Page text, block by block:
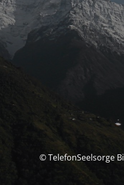
© TelefonSeelsorge